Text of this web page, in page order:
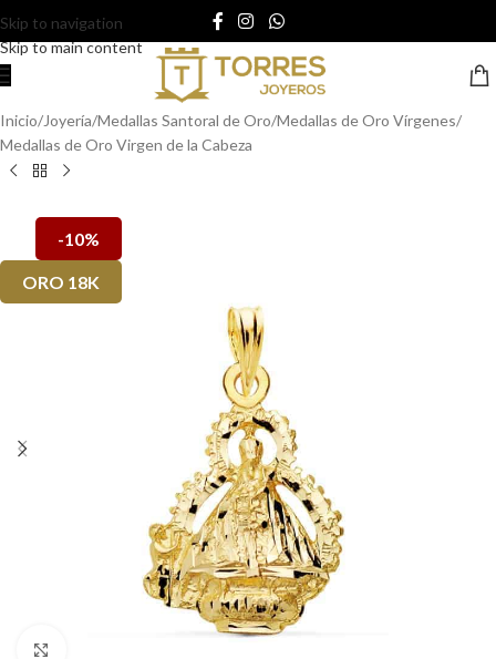
Skip to navigation
Skip to main content
Inicio/Joyería/Medallas Santoral de Oro/Medallas de Oro Vírgenes/
Medallas de Oro Virgen de la Cabeza
-10%
ORO 18K